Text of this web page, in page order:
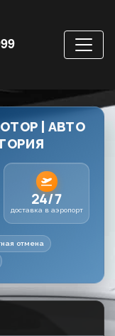
| АВТО
24/7
доставка в аэропорт
отмена